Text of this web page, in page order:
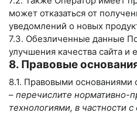
может отказаться от
уведомлений о новых
7.3. Обезличенные данные
улучшения качества сайта и
8. Правовые
8.1. Правовыми основаниями
– перечислите нормативно-
технологиями, в частности